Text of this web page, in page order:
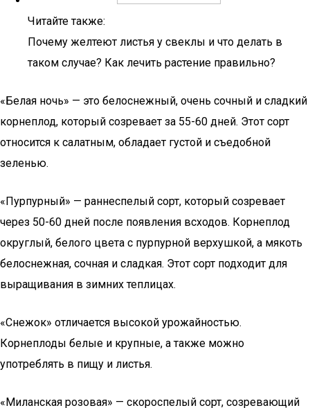
Читайте также:
Почему желтеют листья у свеклы и что делать в
таком случае? Как лечить растение правильно?
«Белая ночь» — это белоснежный, очень сочный и сладкий
корнеплод, который созревает за 55-60 дней. Этот сорт
относится к салатным, обладает густой и съедобной
зеленью.
«Пурпурный» — раннеспелый сорт, который созревает
через 50-60 дней после появления всходов. Корнеплод
округлый, белого цвета с пурпурной верхушкой, а мякоть
белоснежная, сочная и сладкая. Этот сорт подходит для
выращивания в зимних теплицах.
«Снежок» отличается высокой урожайностью.
Корнеплоды белые и крупные, а также можно
употреблять в пищу и листья.
«Миланская розовая» — скороспелый сорт, созревающий